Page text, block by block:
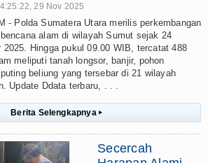
29 Nov 2025
- Polda Sumatera Utara merilis perkembangan
alam di wilayah Sumut sejak 24
2025. Hingga pukul 09.00 WIB, tercatat 488
meliputi tanah longsor, banjir, pohon
beliung yang tersebar di 21 wilayah
Update Ddata terbaru, . . .
Berita Selengkapnya ▸
Secercah